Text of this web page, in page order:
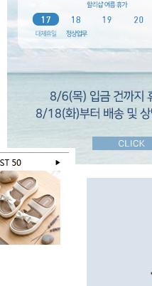
SPECIAL
BEST 50
SALE